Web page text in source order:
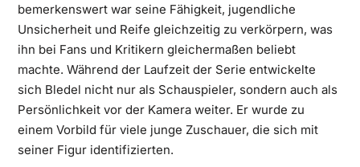
bemerkenswert war seine Fähigkeit, jugendliche
Unsicherheit und Reife gleichzeitig zu verkörpern, was
ihn bei Fans und Kritikern gleichermaßen beliebt
machte. Während der Laufzeit der Serie entwickelte
sich Bledel nicht nur als Schauspieler, sondern auch als
Persönlichkeit vor der Kamera weiter. Er wurde zu
einem Vorbild für viele junge Zuschauer, die sich mit
seiner Figur identifizierten.